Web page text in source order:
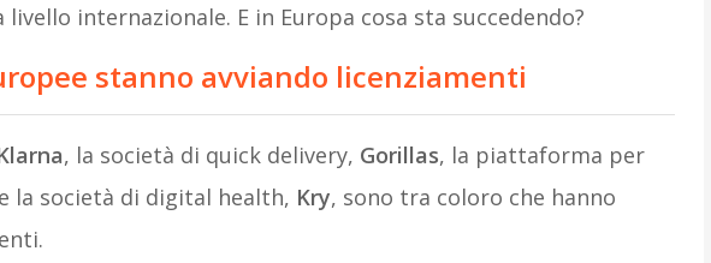
internazionale. E in Europa cosa sta succedendo?
stanno avviando licenziamenti
, la società di quick delivery, Gorillas, la piattaforma per
la società di digital health, Kry, sono tra coloro che hanno